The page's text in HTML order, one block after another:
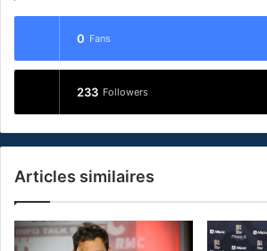
0 Fans
233 Followers
Articles similaires